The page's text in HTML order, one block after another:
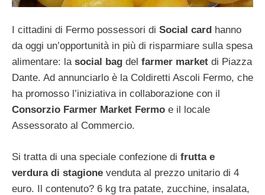
I cittadini di Fermo possessori di Social card hanno
da oggi un’opportunità in più di risparmiare sulla spesa
alimentare: la social bag del farmer market di Piazza
Dante. Ad annunciarlo è la Coldiretti Ascoli Fermo, che
ha promosso l’iniziativa in collaborazione con il
Consorzio Farmer Market Fermo e il locale
Assessorato al Commercio.
Si tratta di una speciale confezione di frutta e
verdura di stagione venduta al prezzo unitario di 4
euro. Il contenuto? 6 kg tra patate, zucchine, insalata,